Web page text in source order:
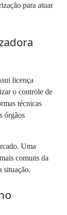
para atuar
licença
o controle de
técnicas
órgãos
Uma
comuns da
situação.